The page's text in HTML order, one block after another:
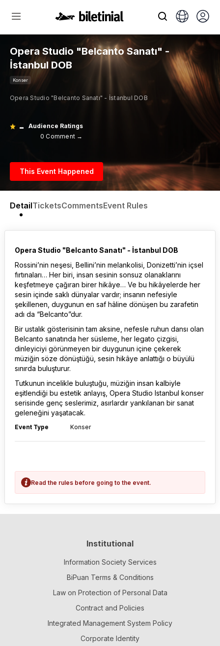
Opera Studio "Belcanto Sanatı" -
İstanbul DOB
Konser
Opera Studio "Belcanto Sanatı" - İstanbul DOB
-
Audience Ratings
0 Comment →
This Event Happened
DetailTicketsCommentsEvent Rules
Opera Studio "Belcanto Sanatı" - İstanbul DOB
Rossini’nin neşesi, Bellini’nin melankolisi, Donizetti’nin içsel
fırtınaları… Her biri, insan sesinin sonsuz olanaklarını
keşfetmeye çağıran birer hikâye… Ve bu hikâyelerde her
sesin içinde saklı dünyalar vardır; insanın nefesiyle
şekillenen, duygunun en saf hâline dönüşen bu zarafetin
adı da “Belcanto”dur.
Bir ustalık gösterisinin tam aksine, nefesle ruhun dansı olan
Belcanto sanatında her süsleme, her legato çizgisi,
dinleyiciyi görünmeyen bir duygunun içine çekerek
müziğin söze dönüştüğü, sesin hikâye anlattığı o büyülü
sınırda buluşturur.
Tutkunun incelikle buluştuğu, müziğin insan kalbiyle
eşitlendiği bu estetik anlayış, Opera Studio Istanbul konser
serisinde genç seslerimiz, asırlardır yankılanan bir sanat
geleneğini yaşatacak.
Event Type Konser
Read the rules before going to the event.
Institutional
Information Society Services
BiPuan Terms & Conditions
Law on Protection of Personal Data
Contract and Policies
Integrated Management System Policy
Corporate Identity